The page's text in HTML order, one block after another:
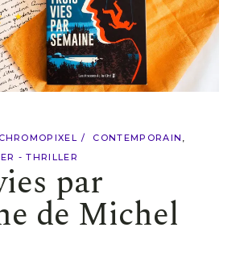
CHROMOPIXEL
CONTEMPORAIN
- THRILLER
par
de Michel